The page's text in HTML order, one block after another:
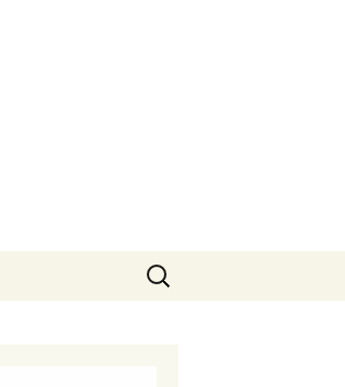
Cerca: